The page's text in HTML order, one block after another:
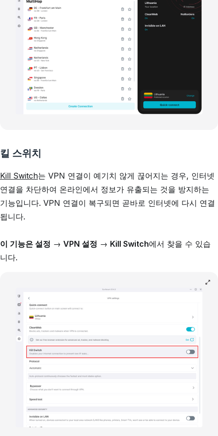
킬 스위치
Kill Switch는 VPN 연결이 예기치 않게 끊어지는 경우, 인터넷
연결을 차단하여 온라인에서 정보가 유출되는 것을 방지하는
기능입니다. VPN 연결이 복구되면 곧바로 인터넷에 다시 연결
됩니다.
이 기능은 설정 → VPN 설정 → Kill Switch에서 찾을 수 있습
니다.